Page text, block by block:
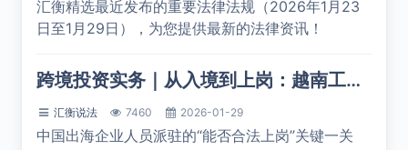
汇衡精选最近发布的重要法律法规（2026年1月23
日至1月29日），为您提供最新的法律资讯！
跨境投资实务｜从入境到上岗：越南工作许可与雇佣合规解析
汇衡说法 7460 2026-01-29
中国出海企业人员派驻的“能否合法上岗”关键一关